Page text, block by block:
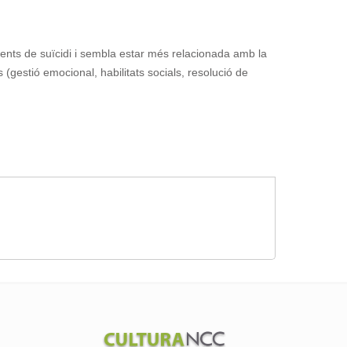
de suïcidi i sembla estar més relacionada amb la
(gestió emocional, habilitats socials, resolució de